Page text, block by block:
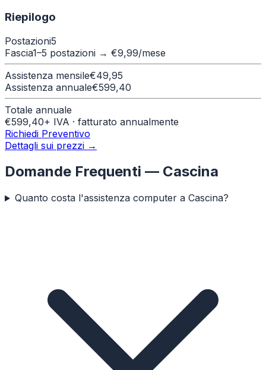
Riepilogo
Postazioni5
Fascia1–5 postazioni → €9,99/mese
Assistenza mensile€49,95
Assistenza annuale€599,40
Totale annuale
€599,40+ IVA · fatturato annualmente
Richiedi Preventivo
Dettagli sui prezzi →
Domande Frequenti — Cascina
Quanto costa l'assistenza computer a Cascina?